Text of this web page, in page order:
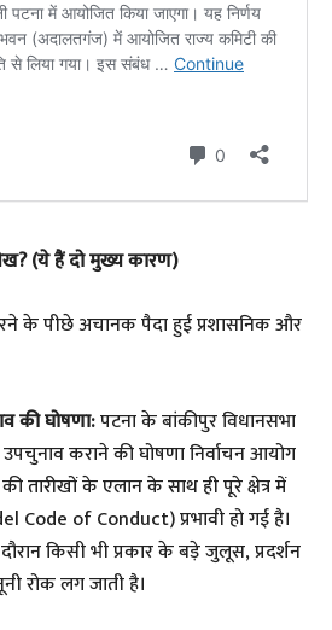
(ये हैं दो मुख्य कारण)
के पीछे अचानक पैदा हुई प्रशासनिक और
की घोषणा:पटना के बांकीपुर विधानसभा
कराने की घोषणा निर्वाचन आयोग
तारीखों के एलान के साथ ही पूरे क्षेत्र में
Code of Conduct) प्रभावी हो गई है।
किसी भी प्रकार के बड़े जुलूस, प्रदर्शन
रोक लग जाती है।